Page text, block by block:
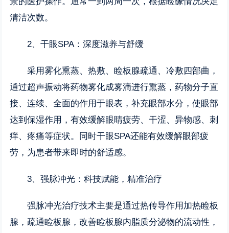
清洁次数。
2、干眼SPA：深度滋养与舒缓
采用雾化熏蒸、热敷、睑板腺疏通、冷敷四部曲，
通过超声振动将药物雾化成雾滴进行熏蒸，药物分子直
接、连续、全面的作用于眼表，补充眼部水分，使眼部
达到保湿作用，有效缓解眼睛疲劳、干涩、异物感、刺
痒、疼痛等症状。同时干眼SPA还能有效缓解眼部疲
劳，为患者带来即时的舒适感。
3、强脉冲光：科技赋能，精准治疗
强脉冲光治疗技术主要是通过热传导作用加热睑板
腺，疏通睑板腺，改善睑板腺内脂质分泌物的流动性，